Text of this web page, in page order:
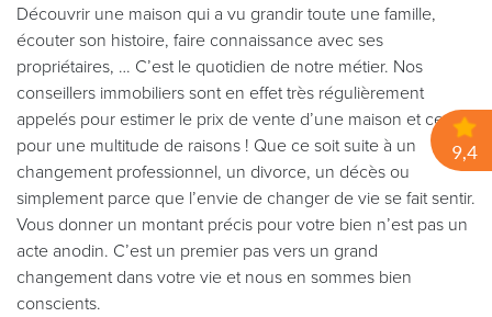
Découvrir une maison qui a vu grandir toute une famille,
écouter son histoire, faire connaissance avec ses
propriétaires, … C’est le quotidien de notre métier. Nos
conseillers immobiliers sont en effet très régulièrement
appelés pour estimer le prix de vente d’une maison et ce
pour une multitude de raisons ! Que ce soit suite à un
changement professionnel, un divorce, un décès ou
simplement parce que l’envie de changer de vie se fait sentir.
Vous donner un montant précis pour votre bien n’est pas un
acte anodin. C’est un premier pas vers un grand
changement dans votre vie et nous en sommes bien
conscients.